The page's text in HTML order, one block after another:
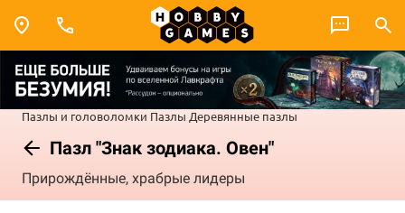
Пазлы и головоломки Пазлы Деревянные пазлы
Пазл "Знак зодиака. Овен"
Прирождённые, храбрые лидеры